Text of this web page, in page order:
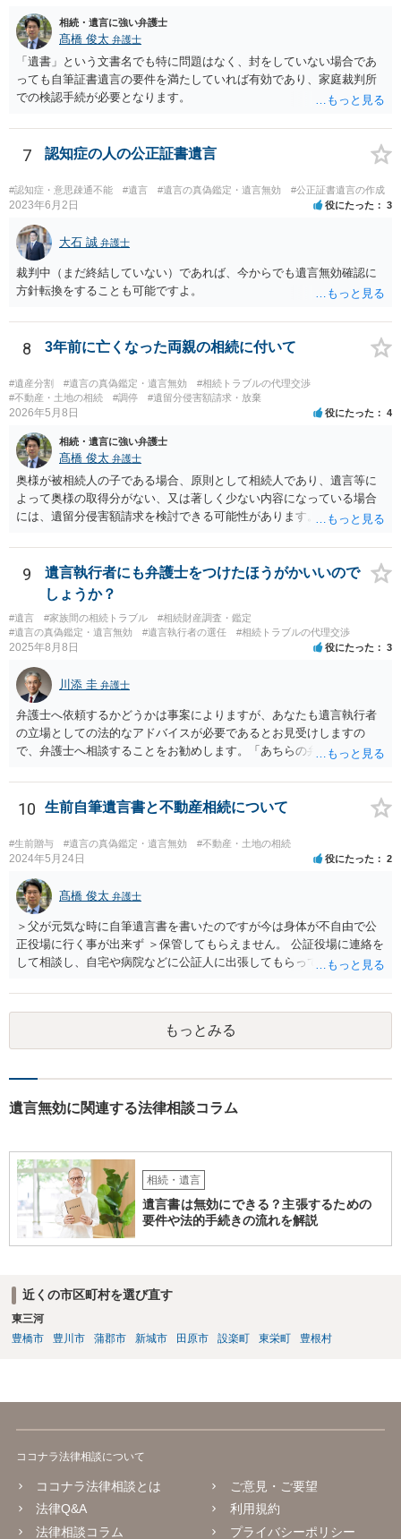
相続・遺言に強い弁護士
髙橋 俊太 弁護士
「遺書」という文書名でも特に問題はなく、封をしていない場合であ
っても自筆証書遺言の要件を満たしていれば有効であり、家庭裁判所
での検認手続が必要となります。
7 認知症の人の公正証書遺言
#認知症・意思疎通不能 #遺言 #遺言の真偽鑑定・遺言無効 #公正証書遺言の作成
2023年6月2日 役にたった 3
大石 誠 弁護士
裁判中（まだ終結していない）であれば、今からでも遺言無効確認に
方針転換をすることも可能ですよ。
8 3年前に亡くなった両親の相続に付いて
#遺産分割 #遺言の真偽鑑定・遺言無効
#相続トラブルの代理交渉
#不動産・土地の相続
#調停 #遺留分侵害額請求・放棄
2026年5月8日 役にたった 4
相続・遺言に強い弁護士
髙橋 俊太 弁護士
奥様が被相続人の子である場合、原則として相続人であり、遺言等に
よって奥様の取得分がない、又は著しく少ない内容になっている場合
には、遺留分侵害額請求を検討できる可能性があります。ただし、
記の義務化に関する説明と混同されている可能性があります。相続登
記については、不動産を相続で取得したことを知った日から３年以内
に申請する義務があります。一方、遺留分侵害額請求は、相続開始お
よび遺留分を侵害する贈与・遺贈があったことを知った時から１年で
時効にかかります。また、相続開始から１０年が経過すると、認識の
有無にかかわらず行使できなくなります。 奥様がご両親の死亡を最近
効がいつから進むかは慎重に検討する必要があります。ただし、死亡
から３年が経過しているとのことですので、早急に戸籍、遺言の有
無、不動産登記、遺産分割協議書の有無を確認した方がよいでしょ
う。特に、お姉様側だけで不動産名義を変更している場合、遺言があ
ったのか、遺産分割協議書が作成されているのか、奥様の署名押印が
以前に、法定相続分や遺産分割未了の問題として整理すべき場合もあ
ります。 奥様において戸籍謄本、不動産登記簿、固定資産評価証明
書、遺言書の有無等を確認し、弁護士に個別に相談した方がよいと思
われます。
9
遺言執行者にも弁護士をつけたほうがかいいので
しょうか？
#遺言 #家族間の相続トラブル
#相続財産調査・鑑定
#遺言の真偽鑑定・遺言無効
#遺言執行者の選任 #相続トラブルの代理交渉
2025年8月8日 役にたった 3
川添 圭 弁護士
弁護士へ依頼するかどうかは事案によりますが、あなたも遺言執行者
の立場としての法的なアドバイスが必要であるとお見受けしますの
で、弁護士へ相談することをお勧めします。「あちらの弁護士」（元
誘導しかしてこないと思います。
10 生前自筆遺言書と不動産相続について
#生前贈与 #遺言の真偽鑑定・遺言無効 #不動産・土地の相続
2024年5月24日 役にたった 2
髙橋 俊太 弁護士
＞父が元気な時に自筆遺言書を書いたのですが今は身体が不自由で公
正役場に行く事が出来ず ＞保管してもらえません。 公証役場に連絡を
して相談し、自宅や病院などに公証人に出張してもらって公正証書を
うことも可能です。 ＞不動産名義を父から母に名義変更しておいた方
がいいのではと考えていますがどう思いますか？ 詳細が不明であり何
とも言えないのですが、遺言内容との関わりもあると思いますので、
弁護士に事情等を説明して個別に相談した方がよいように思います。
もっとみる
遺言無効に関連する法律相談コラム
相続・遺言
遺言書は無効にできる？主張するための
要件や法的手続きの流れを解説
近くの市区町村を選び直す
東三河
豊橋市
豊川市 蒲郡市 新城市 田原市 設楽町 東栄町 豊根村
ココナラ法律相談について
ココナラ法律相談とは
法律Q&A
法律相談コラム
ご意見・ご要望
利用規約
プライバシーポリシー